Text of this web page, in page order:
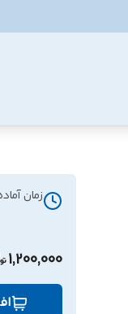
زمان
1,200,000